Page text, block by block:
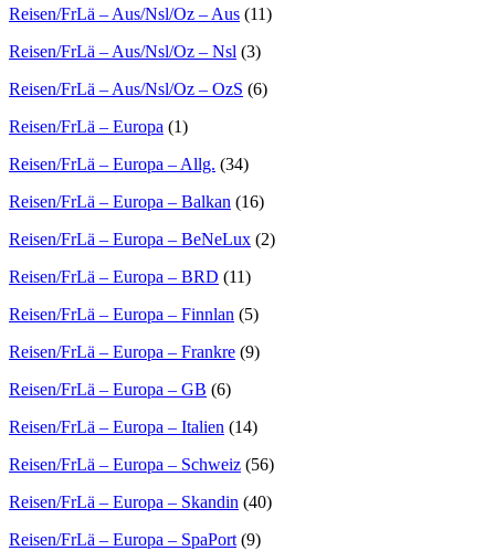
Reisen/FrLä – Aus/Nsl/Oz – Aus (11)
Reisen/FrLä – Aus/Nsl/Oz – Nsl (3)
Reisen/FrLä – Aus/Nsl/Oz – OzS (6)
Reisen/FrLä – Europa (1)
Reisen/FrLä – Europa – Allg. (34)
Reisen/FrLä – Europa – Balkan (16)
Reisen/FrLä – Europa – BeNeLux (2)
Reisen/FrLä – Europa – BRD (11)
Reisen/FrLä – Europa – Finnlan (5)
Reisen/FrLä – Europa – Frankre (9)
Reisen/FrLä – Europa – GB (6)
Reisen/FrLä – Europa – Italien (14)
Reisen/FrLä – Europa – Schweiz (56)
Reisen/FrLä – Europa – Skandin (40)
Reisen/FrLä – Europa – SpaPort (9)